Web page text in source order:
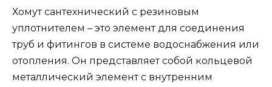
Хомут сантехнический с резиновым
уплотнителем – это элемент для соединения
труб и фитингов в системе водоснабжения или
отопления. Он представляет собой кольцевой
металлический элемент с внутренним